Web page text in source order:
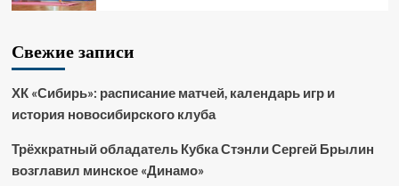
Свежие записи
ХК «Сибирь»: расписание матчей, календарь игр и
история новосибирского клуба
Трёхкратный обладатель Кубка Стэнли Сергей Брылин
возглавил минское «Динамо»